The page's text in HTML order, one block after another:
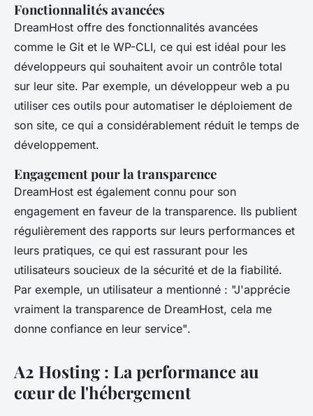
Fonctionnalités avancées
DreamHost offre des fonctionnalités avancées
comme le Git et le WP-CLI, ce qui est idéal pour les
développeurs qui souhaitent avoir un contrôle total
sur leur site. Par exemple, un développeur web a pu
utiliser ces outils pour automatiser le déploiement de
son site, ce qui a considérablement réduit le temps de
développement.
Engagement pour la transparence
DreamHost est également connu pour son
engagement en faveur de la transparence. Ils publient
régulièrement des rapports sur leurs performances et
leurs pratiques, ce qui est rassurant pour les
utilisateurs soucieux de la sécurité et de la fiabilité.
Par exemple, un utilisateur a mentionné : "J'apprécie
vraiment la transparence de DreamHost, cela me
donne confiance en leur service".
A2 Hosting : La performance au
cœur de l'hébergement